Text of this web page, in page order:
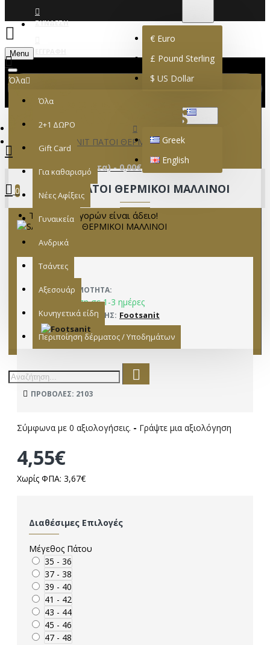
ΣΎΝΔΕΣΗ
€ Euro
£ Pound Sterling
$ US Dollar
Greek
English
Menu
0 προϊόν(τα) - 0,00€
0
Το καλάθι αγορών είναι άδειο!
Όλα
Όλα
2+1 ΔΩΡΟ
Gift Card
Για καθαρισμό
Νέες Αφίξεις
Γυναικεία
Ανδρικά
Τσάντες
Αξεσουάρ
Κυνηγετικά είδη
Περιποίηση δέρματος / Υποδημάτων
SANIT ΠΑΤΟΙ ΘΕΡΜΙΚΟΙ ΜΑΛΛΙΝΟΙ
SANIT ΠΑΤΟΙ ΘΕΡΜΙΚΟΙ ΜΑΛΛΙΝΟΙ
ΔΙΑΘΕΣΙΜΌΤΗΤΑ:
Παράδοση σε 1-3 ημέρες
ΚΑΤΑΣΚΕΥΑΣΤΉΣ: Footsanit
ΜΟΝΤΈΛΟ: 15502006
ΠΡΟΒΟΛΈΣ: 2103
Σύμφωνα με 0 αξιολογήσεις. - Γράψτε μια αξιολόγηση
4,55€
Χωρίς ΦΠΑ: 3,67€
Διαθέσιμες Επιλογές
Μέγεθος Πάτου
35 - 36
37 - 38
39 - 40
41 - 42
43 - 44
45 - 46
47 - 48